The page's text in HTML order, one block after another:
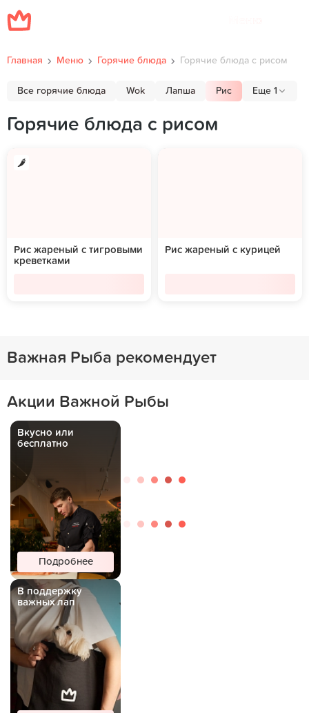
Главная Меню Горячие блюда Горячие блюда с рисом
Все горячие блюда Wok Лапша Рис Еще 1
Горячие блюда с рисом
Рис жареный с тигровыми
креветками
Рис жареный с курицей
Важная Рыба рекомендует
Акции Важной Рыбы
Вкусно или
бесплатно
Подробнее
В поддержку
важных лап